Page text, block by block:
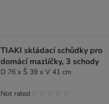
TIAKI skládací schůdky pro
domácí mazlíčky, 3 schody
D 76 x Š 39 x V 41 cm
Not rated